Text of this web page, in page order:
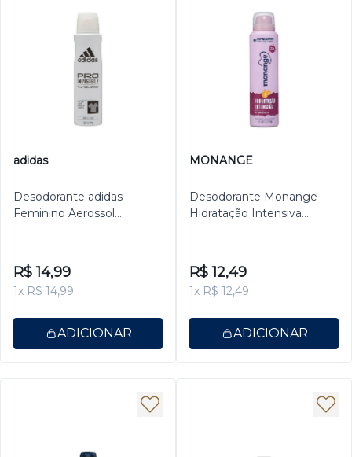
adidas
Desodorante adidas
Feminino Aerossol
R$ 14,99
1x R$ 14,99
ADICIONAR
MONANGE
Desodorante Monange
Hidratação Intensiva
R$ 12,49
1x R$ 12,49
ADICIONAR